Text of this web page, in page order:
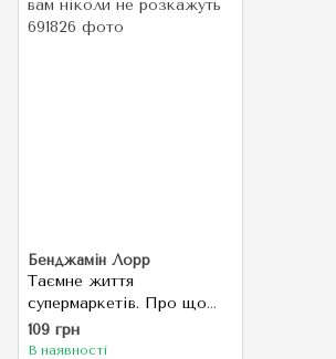
Бенджамін Лорр
Таємне життя
супермаркетів. Про що
вам ніколи не розкажуть
109 грн
В наявності